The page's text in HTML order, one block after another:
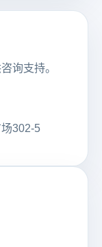
询支持。
302-5